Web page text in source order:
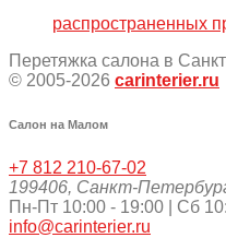
распространенных
Перетяжка салона в
© 2005-2026 carinterier.ru
Салон на Малом
+7 812 210-67-02
199406, Санкт-
Пн-Пт 10:00 - 19:00 | Сб
info@carinterier.ru